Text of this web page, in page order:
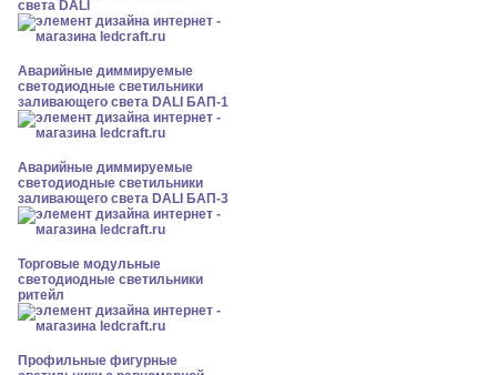
света DALI
Аварийные диммируемые
светодиодные светильники
заливающего света DALI БАП-1
Аварийные диммируемые
светодиодные светильники
заливающего света DALI БАП-3
Торговые модульные
светодиодные светильники
ритейл
Профильные фигурные